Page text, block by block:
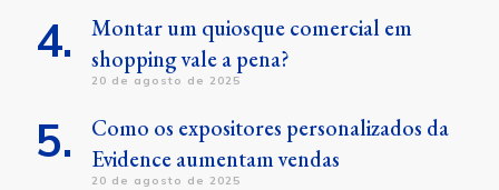
Montar um quiosque comercial em
shopping vale a pena?
20 de agosto de 2025
Como os expositores personalizados da
Evidence aumentam vendas
20 de agosto de 2025